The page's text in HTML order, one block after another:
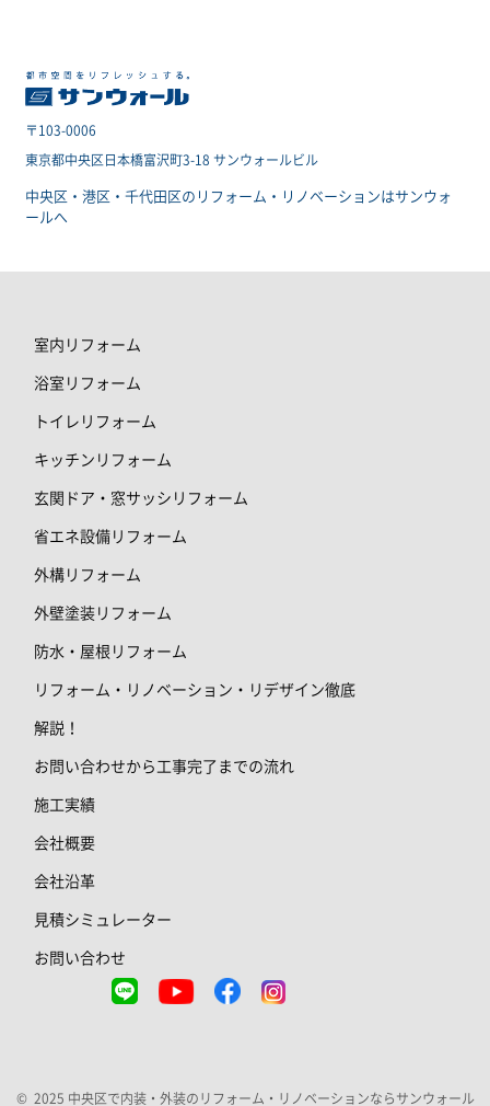
〒103-0006
東京都中央区日本橋富沢町3-18 サンウォールビル
中央区・港区・千代田区のリフォーム・リノベーションはサンウォ
ールへ
室内リフォーム
浴室リフォーム
トイレリフォーム
キッチンリフォーム
玄関ドア・窓サッシリフォーム
省エネ設備リフォーム
外構リフォーム
外壁塗装リフォーム
防水・屋根リフォーム
リフォーム・リノベーション・リデザイン徹底
解説！
お問い合わせから工事完了までの流れ
施工実績
会社概要
会社沿革
見積シミュレーター
お問い合わせ
© 2025 中央区で内装・外装のリフォーム・リノベーションならサンウォール